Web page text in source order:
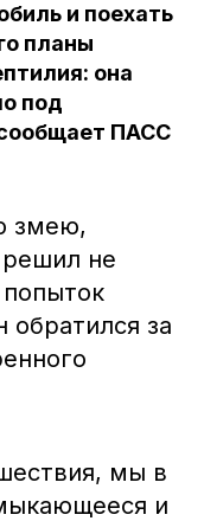
и поехать
планы
она
под
ПАСС
змею,
решил не
за
мы в
и